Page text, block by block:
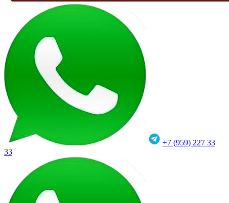
+7 (959) 227 33
33